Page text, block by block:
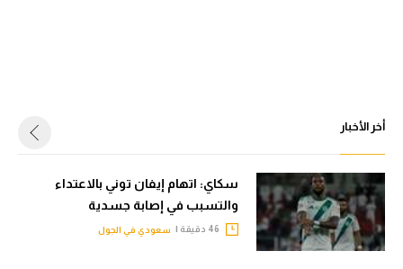
أخر الأخبار
سكاي: اتهام إيفان توني بالاعتداء
والتسبب في إصابة جسدية
سعودي في الجول